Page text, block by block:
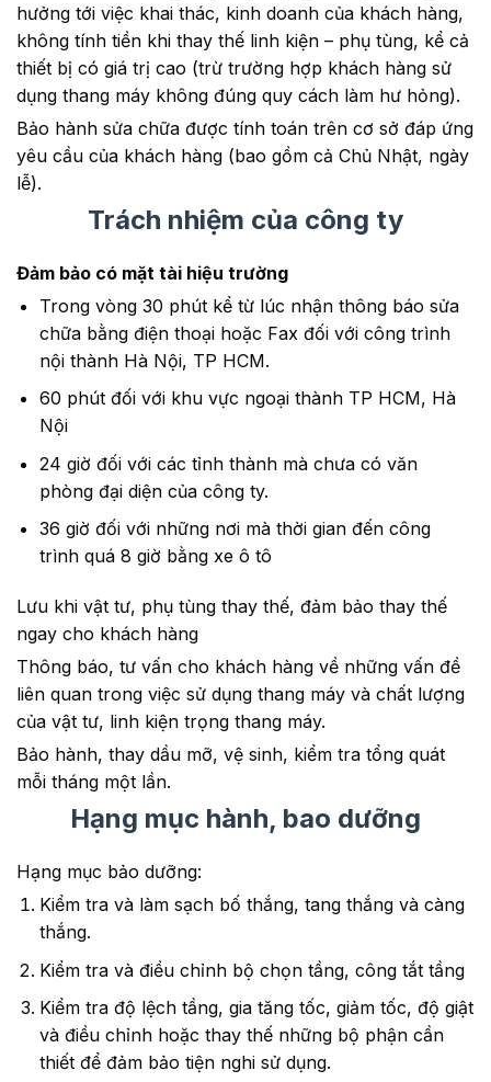
hưởng tới việc khai thác, kinh doanh của khách hàng,
không tính tiền khi thay thế linh kiện – phụ tùng, kể cả
thiết bị có giá trị cao (trừ trường hợp khách hàng sử
dụng thang máy không đúng quy cách làm hư hỏng).
Bảo hành sửa chữa được tính toán trên cơ sở đáp ứng
yêu cầu của khách hàng (bao gồm cả Chủ Nhật, ngày
lễ).
Trách nhiệm của công ty
Đảm bảo có mặt tài hiệu trường
Trong vòng 30 phút kể từ lúc nhận thông báo sửa
chữa bằng điện thoại hoặc Fax đối với công trình
nội thành Hà Nội, TP HCM.
60 phút đối với khu vực ngoại thành TP HCM, Hà
Nội
24 giờ đối với các tỉnh thành mà chưa có văn
phòng đại diện của công ty.
36 giờ đối với những nơi mà thời gian đến công
trình quá 8 giờ bằng xe ô tô
Lưu khi vật tư, phụ tùng thay thế, đảm bảo thay thế
ngay cho khách hàng
Thông báo, tư vấn cho khách hàng về những vấn đề
liên quan trong việc sử dụng thang máy và chất lượng
của vật tư, linh kiện trọng thang máy.
Bảo hành, thay dầu mỡ, vệ sinh, kiểm tra tổng quát
mỗi tháng một lần.
Hạng mục hành, bao dưỡng
Hạng mục bảo dưỡng:
Kiểm tra và làm sạch bố thắng, tang thắng và càng
thắng.
Kiểm tra và điều chỉnh bộ chọn tầng, công tắt tầng
Kiểm tra độ lệch tầng, gia tăng tốc, giảm tốc, độ giật
và điều chỉnh hoặc thay thế những bộ phận cần
thiết để đảm bảo tiện nghi sử dụng.